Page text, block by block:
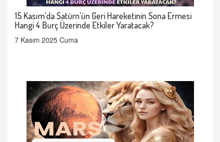
15 Kasım’da Satürn'ün Geri Hareketinin Sona Ermesi
Hangi 4 Burç Üzerinde Etkiler Yaratacak?
7 Kasım 2025 Cuma